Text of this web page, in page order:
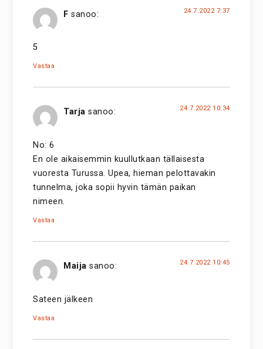
F sanoo: 24.7.2022 7:37
5
Vastaa
Tarja sanoo: 24.7.2022 10:34
No: 6
En ole aikaisemmin kuullutkaan tällaisesta
vuoresta Turussa. Upea, hieman pelottavakin
tunnelma, joka sopii hyvin tämän paikan
nimeen.
Vastaa
Maija sanoo: 24.7.2022 10:45
Sateen jälkeen
Vastaa